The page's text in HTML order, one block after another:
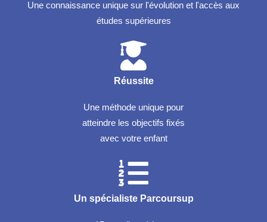
Une connaissance unique sur l'évolution et l'accès aux
études supérieures
Réussite
Une méthode unique pour
atteindre les objectifs fixés
avec votre enfant
Un spécialiste Parcoursup